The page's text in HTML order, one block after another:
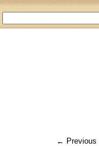
← Previous